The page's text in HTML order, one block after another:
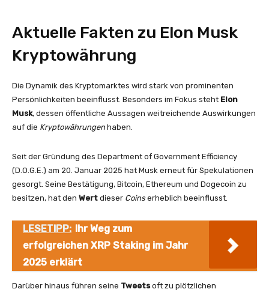
Aktuelle Fakten zu Elon Musk
Kryptowährung
Die Dynamik des Kryptomarktes wird stark von prominenten
Persönlichkeiten beeinflusst. Besonders im Fokus steht Elon
Musk, dessen öffentliche Aussagen weitreichende Auswirkungen
auf die Kryptowährungen haben.
Seit der Gründung des Department of Government Efficiency
(D.O.G.E.) am 20. Januar 2025 hat Musk erneut für Spekulationen
gesorgt. Seine Bestätigung, Bitcoin, Ethereum und Dogecoin zu
besitzen, hat den Wert dieser Coins erheblich beeinflusst.
LESETIPP: Ihr Weg zum
erfolgreichen XRP Staking im Jahr
2025 erklärt
Darüber hinaus führen seine Tweetsoft zu plötzlichen